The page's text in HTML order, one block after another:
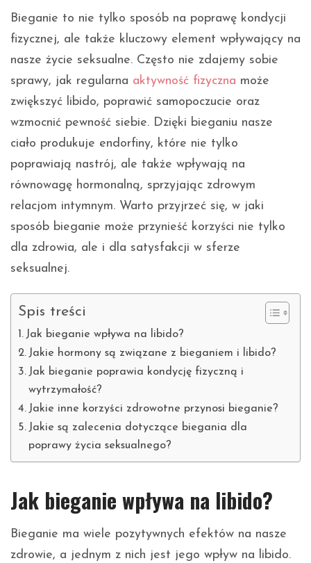
Bieganie to nie tylko sposób na poprawę kondycji
fizycznej, ale także kluczowy element wpływający na
nasze życie seksualne. Często nie zdajemy sobie
sprawy, jak regularna aktywność fizyczna może
zwiększyć libido, poprawić samopoczucie oraz
wzmocnić pewność siebie. Dzięki bieganiu nasze
ciało produkuje endorfiny, które nie tylko
poprawiają nastrój, ale także wpływają na
równowagę hormonalną, sprzyjając zdrowym
relacjom intymnym. Warto przyjrzeć się, w jaki
sposób bieganie może przynieść korzyści nie tylko
dla zdrowia, ale i dla satysfakcji w sferze
seksualnej.
Spis treści
Jak bieganie wpływa na libido?
Jakie hormony są związane z bieganiem i libido?
Jak bieganie poprawia kondycję fizyczną i
wytrzymałość?
Jakie inne korzyści zdrowotne przynosi bieganie?
Jakie są zalecenia dotyczące biegania dla
poprawy życia seksualnego?
Jak bieganie wpływa na libido?
Bieganie ma wiele pozytywnych efektów na nasze
zdrowie, a jednym z nich jest jego wpływ na libido.